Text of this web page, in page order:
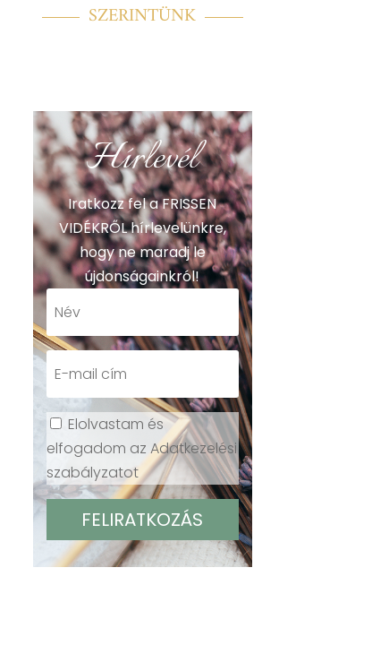
SZERINTÜNK
Hírlevél
Iratkozz fel a FRISSEN
VIDÉKRŐL hírlevelünkre,
hogy ne maradj le
újdonságainkról!
Elolvastam és
elfogadom az Adatkezelési
szabályzatot